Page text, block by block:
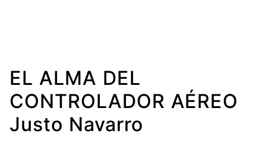
EL ALMA DEL
CONTROLADOR AÉREO
Justo Navarro